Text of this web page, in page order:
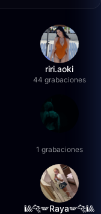
riri.aoki
44 grabaciones
1 grabaciones
🎱🐆🪽Raya🪽🐆🎱